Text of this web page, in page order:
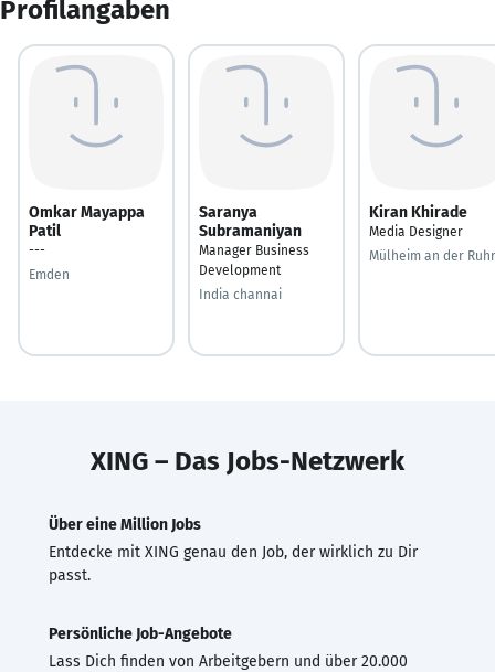
Profilangaben
Omkar Mayappa
Patil
---
Emden
Saranya
Subramaniyan
Manager Business
Development
India channai
Kiran Khirade
Media Designer
Mülheim an der Ruhr
XING – Das Jobs-Netzwerk
Über eine Million Jobs
Entdecke mit XING genau den Job, der wirklich zu Dir
passt.
Persönliche Job-Angebote
Lass Dich finden von Arbeitgebern und über 20.000